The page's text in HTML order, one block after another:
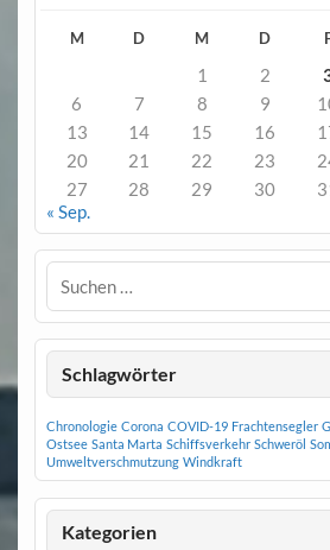
M D M D
1 2
6
7 8 9
13
14 15 16
20
21 22 23
27
28 29 30
« Sep.
Schlagwörter
Chronologie Corona COVID-19 Frachtensegler
Ostsee Santa Marta Schiffsverkehr Schweröl
Umweltverschmutzung Windkraft
Kategorien